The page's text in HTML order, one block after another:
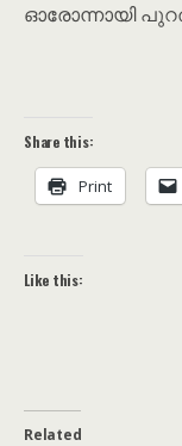
ഓരോന്നായി
Share this:
Print
Like this:
Related